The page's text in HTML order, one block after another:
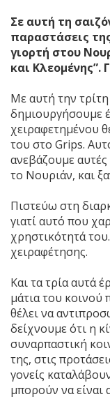
Σε αυτή τη
παραστάσεις
γιορτή στου
και Κλεομένης”.
Με αυτή την
δημιουργήσουμε
χειραφετημένου
του στο Grips.
ανεβάζουμε αυτές
το Νουριάν, και
Πιστεύω στη
γιατί αυτό που
χρηστικότητά του.
χειραφέτησης.
Και τα τρία αυτά
μάτια του κοινού
θέλει να
δείχνουμε ότι η
συναρπαστική
της, στις
γονείς
μπορούν να είναι